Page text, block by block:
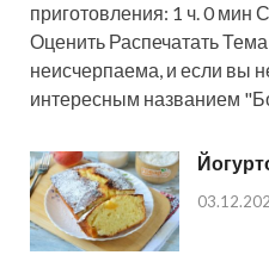
приготовления: 1 ч. 0 мин
Оценить Распечатать
неисчерпаема, и если вы
интересным названием